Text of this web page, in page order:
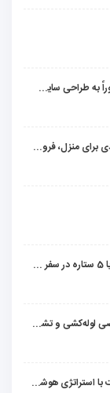
چرا کسب‌وکارهای شهرک صنعتی چهاردانگه فوراً به طراحی سایت نیاز دارند؟
بهترین ایده‌های نورپردازی دکوراتیو با ال ای دی برای منزل، فروشگاه و دفتر کار
مقایسه هزینه اقامت هتل معمولی، میان‌رده یا 5 ستاره در سفر زیارتی عراق
لوله بازکنی قزوین، تخلیه چاه و خدمات تخصصی لوله‌کشی و تشخیص ترکیدگی
آیا پیجهای اینستاگرام درآمد دارند؟ راز موفقیت با استراتژی هوشمندانه